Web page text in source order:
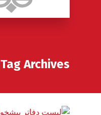
Tag Archives: دفاتر پیشخوان اجرای مهریه